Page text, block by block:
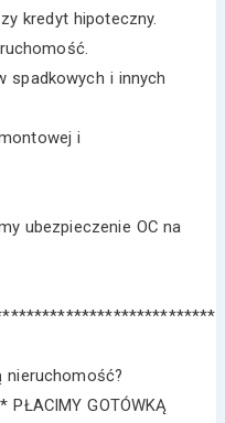
kredyt hipoteczny.
spadkowych i innych
i
ubezpieczenie OC na
nieruchomość?
GOTÓWKĄ